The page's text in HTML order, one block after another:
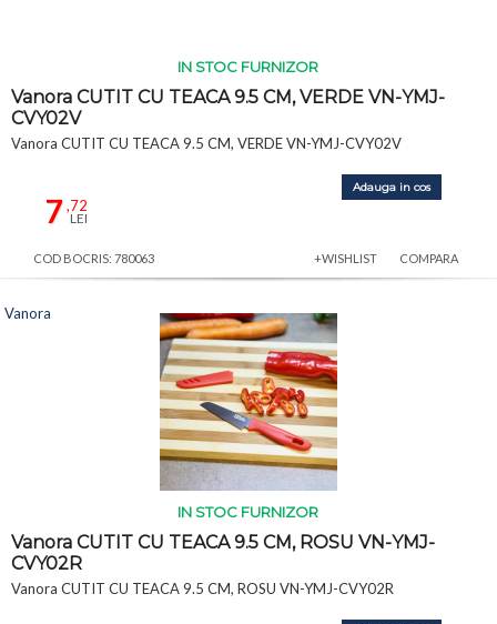
IN STOC FURNIZOR
Vanora CUTIT CU TEACA 9.5 CM, VERDE VN-YMJ-
CVY02V
Vanora CUTIT CU TEACA 9.5 CM, VERDE VN-YMJ-CVY02V
7,72
LEI
Adauga in cos
COD BOCRIS: 780063 +WISHLIST COMPARA
IN STOC FURNIZOR
Vanora CUTIT CU TEACA 9.5 CM, ROSU VN-YMJ-
CVY02R
Vanora CUTIT CU TEACA 9.5 CM, ROSU VN-YMJ-CVY02R
Vanora